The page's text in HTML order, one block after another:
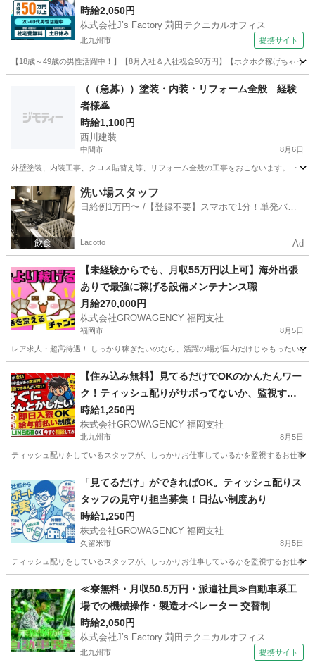
時給2,050円
株式会社J’s Factory 苅田テクニカルオフィス
北九州市 提携サイト
【18歳～49歳の男性活躍中！】【8月入社＆入社祝金90万円】【ホクホク稼げちゃ
その他
（（急募））塗装・内装・リフォーム全般 経験
者様🙇
時給1,100円
西川建装
中間市 8月6日
外壁塗装、内装工事、クロス貼替え等、リフォーム全般の工事をおこないます。
福岡 中間市 その他 外壁塗装
洗い場スタッフ
日給例1万円〜 /【登録不要】スマホで1分！単発バイ
Lacotto Ad
【未経験からでも、月収55万円以上可】海外出張
ありで最強に稼げる設備メンテナンス職
月給270,000円
株式会社GROWAGENCY 福岡支社
福岡市 8月5日
レア求人・超高待遇！ しっかり稼ぎたいのなら、活躍の場が国内だけじゃもったい
その他 海外出張
【住み込み無料】見てるだけでOKのかんたんワー
ク！ティッシュ配りがサボってないか、監視する
お仕事。
時給1,250円
株式会社GROWAGENCY 福岡支社
北九州市 8月5日
ティッシュ配りをしているスタッフが、しっかりお仕事しているかを監視するお仕事
その他 ティッシュ
「見てるだけ」ができればOK。ティッシュ配りス
タッフの見守り担当募集！日払い制度あり
時給1,250円
株式会社GROWAGENCY 福岡支社
久留米市 8月5日
ティッシュ配りをしているスタッフが、しっかりお仕事しているかを監視するお仕事
その他 スタッフ
≪寮無料・月収50.5万円・派遣社員≫自動車系工
場での機械操作・製造オペレーター 交替制
時給2,050円
株式会社J’s Factory 苅田テクニカルオフィス
北九州市 提携サイト